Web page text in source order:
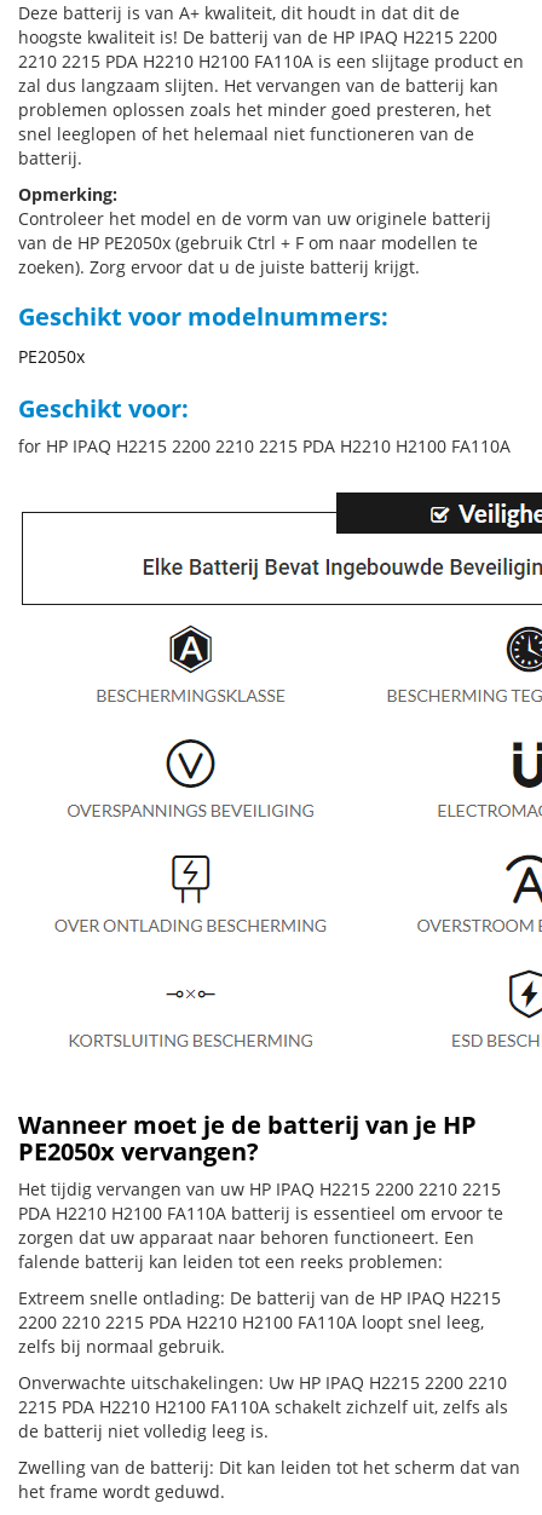
Deze batterij is van A+ kwaliteit, dit houdt in dat dit de
hoogste kwaliteit is! De batterij van de HP IPAQ H2215 2200
2210 2215 PDA H2210 H2100 FA110A is een slijtage product en
zal dus langzaam slijten. Het vervangen van de batterij kan
problemen oplossen zoals het minder goed presteren, het
snel leeglopen of het helemaal niet functioneren van de
batterij.
Opmerking:
Controleer het model en de vorm van uw originele batterij
van de HP PE2050x (gebruik Ctrl + F om naar modellen te
zoeken). Zorg ervoor dat u de juiste batterij krijgt.
Geschikt voor modelnummers:
PE2050x
Geschikt voor:
for HP IPAQ H2215 2200 2210 2215 PDA H2210 H2100 FA110A
Wanneer moet je de batterij van je HP
PE2050x vervangen?
Het tijdig vervangen van uw HP IPAQ H2215 2200 2210 2215
PDA H2210 H2100 FA110A batterij is essentieel om ervoor te
zorgen dat uw apparaat naar behoren functioneert. Een
falende batterij kan leiden tot een reeks problemen:
Extreem snelle ontlading: De batterij van de HP IPAQ H2215
2200 2210 2215 PDA H2210 H2100 FA110A loopt snel leeg,
zelfs bij normaal gebruik.
Onverwachte uitschakelingen: Uw HP IPAQ H2215 2200 2210
2215 PDA H2210 H2100 FA110A schakelt zichzelf uit, zelfs als
de batterij niet volledig leeg is.
Zwelling van de batterij: Dit kan leiden tot het scherm dat van
het frame wordt geduwd.